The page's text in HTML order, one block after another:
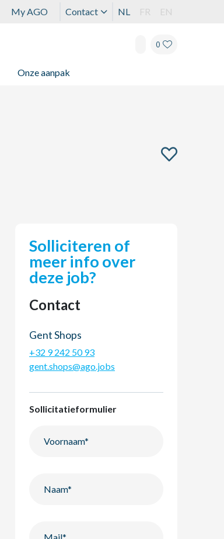
My AGO Contact NL FR EN
Onze aanpak
0
Solliciteren of
meer info over
deze job?
Contact
Gent Shops
+32 9 242 50 93
gent.shops@ago.jobs
Sollicitatieformulier